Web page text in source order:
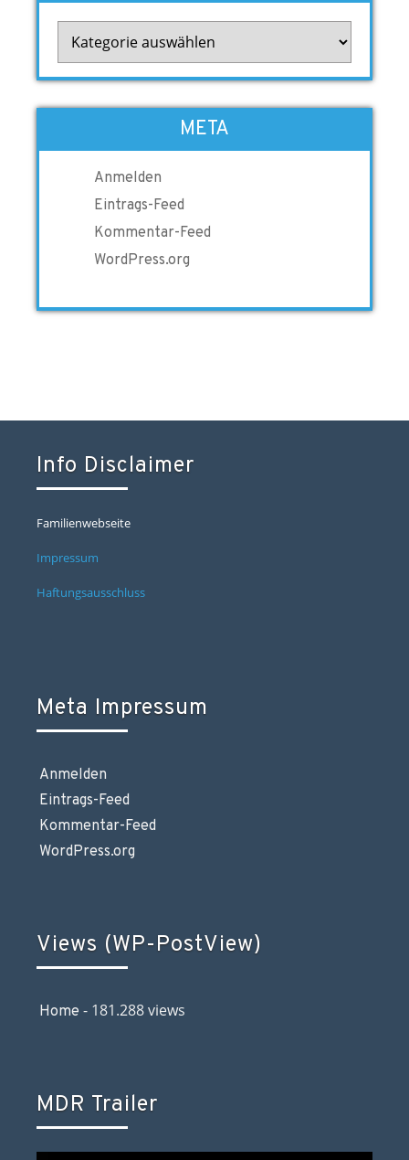
META
Anmelden
Eintrags-Feed
Kommentar-Feed
WordPress.org
Info Disclaimer
Familienwebseite
Impressum
Haftungsausschluss
Meta Impressum
Anmelden
Eintrags-Feed
Kommentar-Feed
WordPress.org
Views (WP-PostView)
Home - 181.288 views
MDR Trailer